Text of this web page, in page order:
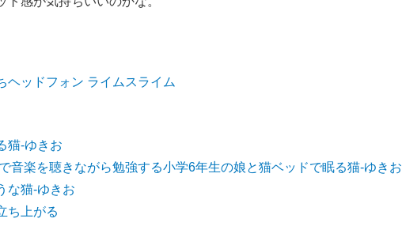
ヘッドフォン ライムスライム
猫-ゆきお
音楽を聴きながら勉強する小学6年生の娘と猫ベッドで眠る猫-ゆきお
な猫-ゆきお
ち上がる